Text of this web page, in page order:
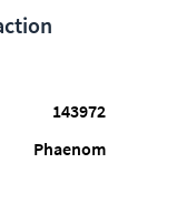
143972
Phaenom